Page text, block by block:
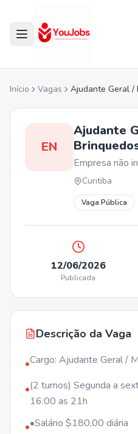
Início Vagas Ajudante Geral /
EN
Ajudante
Empresa não
Curitiba
Vaga Pública
12/06/2026
Publicada
Descrição da Vaga
•Cargo: Ajudante Geral /
•(2 turnos) Segunda a
16:00 as 21h
••Salário $180,00 diária